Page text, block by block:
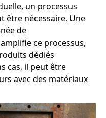
un processus
être nécessaire. Une
de
ce processus,
dédiés
cas, il peut être
avec des matériaux